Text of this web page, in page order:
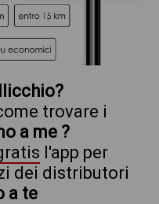
trovare i
a me ?
l'app per
dei distributori
a te